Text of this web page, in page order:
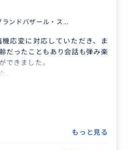
ランドバザール・ス...
応変に対応していただき、ま
だったこともあり会話も弾み楽
できました。
。
もっと見る